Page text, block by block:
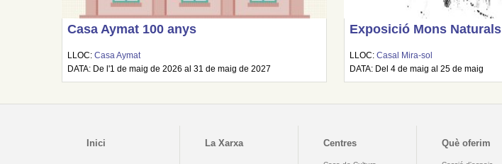
Casa Aymat 100 anys
LLOC:Casa Aymat
DATA: De l'1 de maig de 2026 al 31 de maig de 2027
Exposició Mons Naturals
LLOC:Casal Mira-sol
DATA: Del 4 de maig al 25 de maig
Inici La Xarxa Centres Què oferim